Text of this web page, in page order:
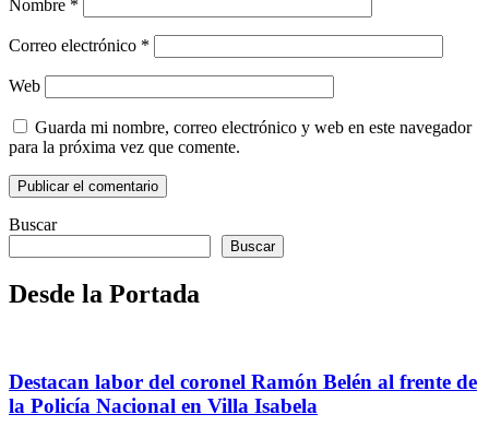
Nombre *
Correo electrónico *
Web
Guarda mi nombre, correo electrónico y web en este navegador
para la próxima vez que comente.
Buscar
Buscar
Desde la Portada
Destacan labor del coronel Ramón Belén al frente de
la Policía Nacional en Villa Isabela